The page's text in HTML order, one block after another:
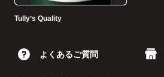
Tullyʼs Quality
よくあるご質問